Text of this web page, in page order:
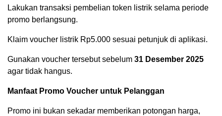
Lakukan transaksi pembelian token listrik selama periode
promo berlangsung.
Klaim voucher listrik Rp5.000 sesuai petunjuk di aplikasi.
Gunakan voucher tersebut sebelum 31 Desember 2025
agar tidak hangus.
Manfaat Promo Voucher untuk Pelanggan
Promo ini bukan sekadar memberikan potongan harga,